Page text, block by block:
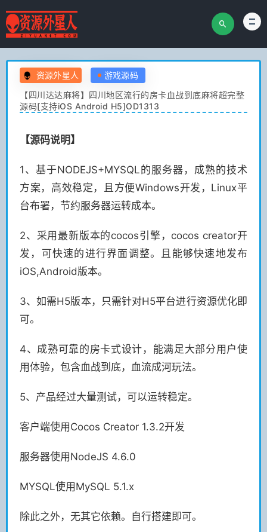
资源外星人
游戏源码
【四川达达麻将】四川地区流行的房卡血战到底麻将超完整
源码[支持iOS Android H5]OD1313
【源码说明】
1、基于NODEJS+MYSQL的服务器，成熟的技术
方案，高效稳定，且方便Windows开发，Linux平
台布署，节约服务器运转成本。
2、采用最新版本的cocos引擎，cocos creator开
发，可快速的进行界面调整。且能够快速地发布
iOS,Android版本。
3、如需H5版本，只需针对H5平台进行资源优化即
可。
4、成熟可靠的房卡式设计，能满足大部分用户使
用体验，包含血战到底，血流成河玩法。
5、产品经过大量测试，可以运转稳定。
客户端使用Cocos Creator 1.3.2开发
服务器使用NodeJS 4.6.0
MYSQL使用MySQL 5.1.x
除此之外，无其它依赖。自行搭建即可。